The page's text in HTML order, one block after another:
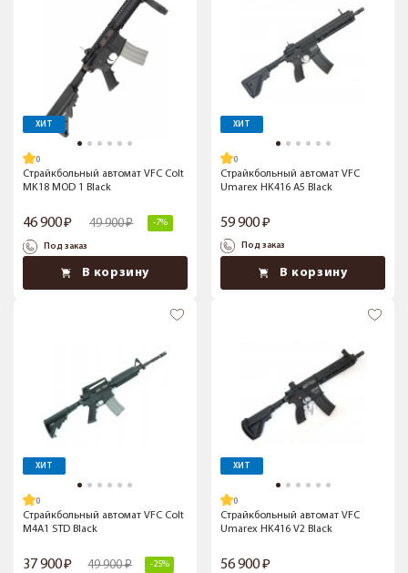
ХИТ
Страйкбольный автомат VFC Colt
MK18 MOD 1 Black
46 900 49 900 -7%
Под заказ
В корзину
ХИТ
Страйкбольный автомат VFC
Umarex HK416 A5 Black
59 900
Под заказ
В корзину
ХИТ
Страйкбольный автомат VFC Colt
M4A1 STD Black
37 900 49 900 -25%
ХИТ
Страйкбольный автомат VFC
Umarex HK416 V2 Black
56 900